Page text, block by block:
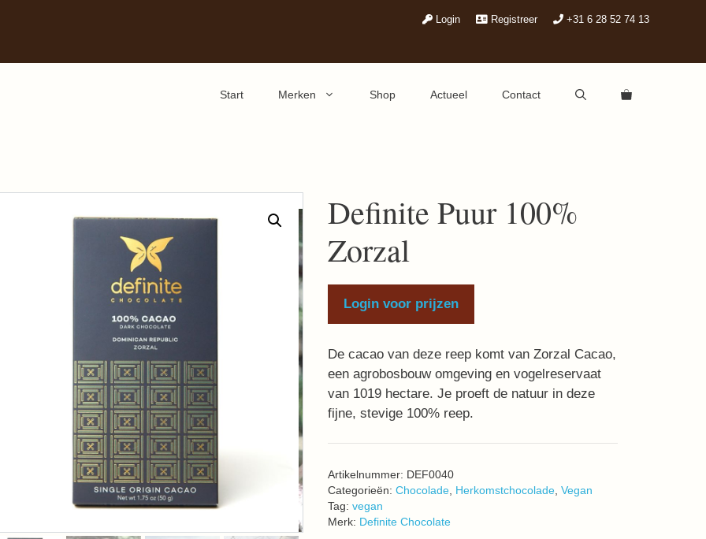
Login Registreer +31 6 28 52 74 13
Start Merken Shop Actueel Contact
Definite Puur 100%
Zorzal
Login voor prijzen
De cacao van deze reep komt van Zorzal Cacao,
een agrobosbouw omgeving en vogelreservaat
van 1019 hectare. Je proeft de natuur in deze
fijne, stevige 100% reep.
Artikelnummer: DEF0040
Categorieën: Chocolade, Herkomstchocolade, Vegan
Tag: vegan
Merk: Definite Chocolate